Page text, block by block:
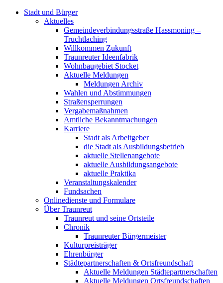
Stadt und Bürger
Aktuelles
Gemeindeverbindungsstraße Hassmoning –
Truchtlaching
Willkommen Zukunft
Traunreuter Ideenfabrik
Wohnbaugebiet Stocket
Aktuelle Meldungen
Meldungen Archiv
Wahlen und Abstimmungen
Straßensperrungen
Vergabemaßnahmen
Amtliche Bekanntmachungen
Karriere
Stadt als Arbeitgeber
die Stadt als Ausbildungsbetrieb
aktuelle Stellenangebote
aktuelle Ausbildungsangebote
aktuelle Praktika
Veranstaltungskalender
Fundsachen
Onlinedienste und Formulare
Über Traunreut
Traunreut und seine Ortsteile
Chronik
Traunreuter Bürgermeister
Kulturpreisträger
Ehrenbürger
Städtepartnerschaften & Ortsfreundschaft
Aktuelle Meldungen Städtepartnerschaften
Aktuelle Meldungen Ortsfreundschaften